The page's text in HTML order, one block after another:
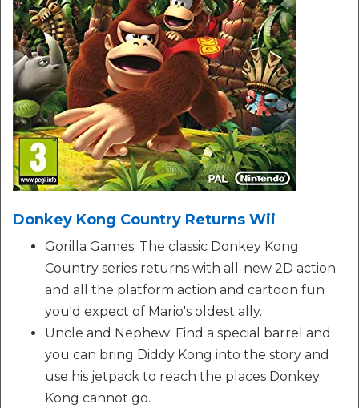
Donkey Kong Country Returns Wii
Gorilla Games: The classic Donkey Kong
Country series returns with all-new 2D action
and all the platform action and cartoon fun
you'd expect of Mario's oldest ally.
Uncle and Nephew: Find a special barrel and
you can bring Diddy Kong into the story and
use his jetpack to reach the places Donkey
Kong cannot go.